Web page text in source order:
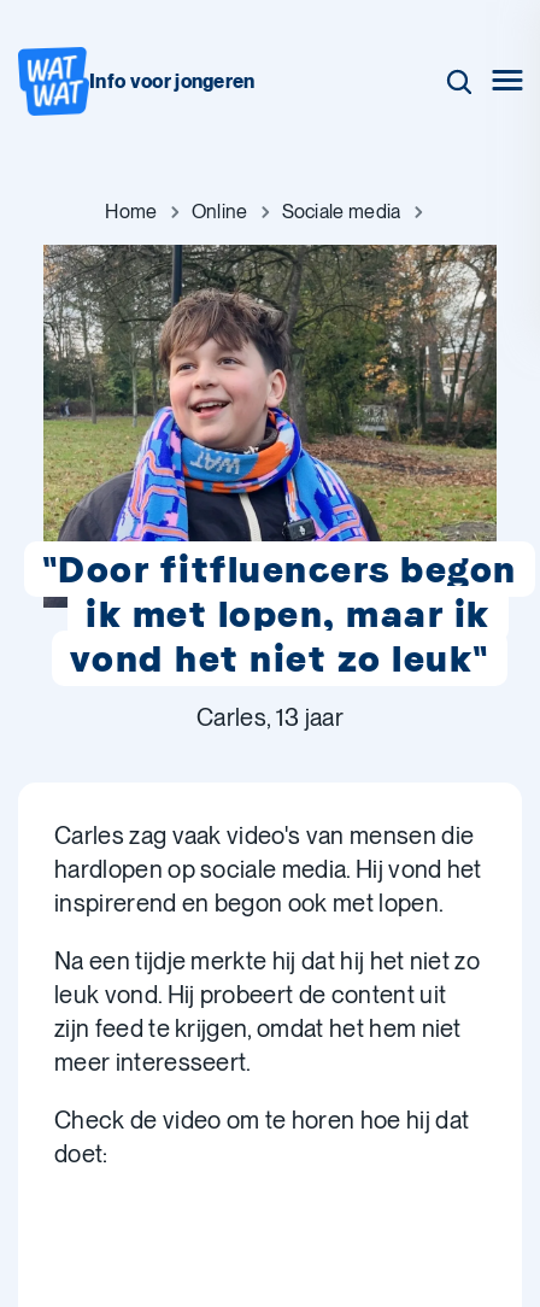
Info voor jongeren
Home Online Sociale media
"Door fitfluencers begon
ik met lopen, maar ik
vond het niet zo leuk"
Carles, 13 jaar
Carles zag vaak video's van mensen die
hardlopen op sociale media. Hij vond het
inspirerend en begon ook met lopen.
Na een tijdje merkte hij dat hij het niet zo
leuk vond. Hij probeert de content uit
zijn feed te krijgen, omdat het hem niet
meer interesseert.
Check de video om te horen hoe hij dat
doet: